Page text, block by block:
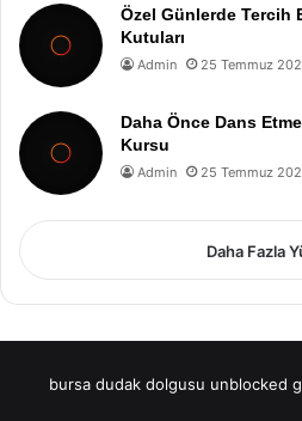
Özel Günlerde Tercih
Kutuları
Admin 25 Temmuz
Daha Önce Dans
Kursu
Admin 25 Temmuz
Daha Fazla
bursa dudak dolgusu unblocked